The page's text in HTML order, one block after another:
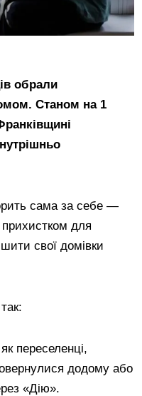
обрали
Станом на 1
сама за себе —
для
свої домівки
переселенці,
додому або
«Дію».